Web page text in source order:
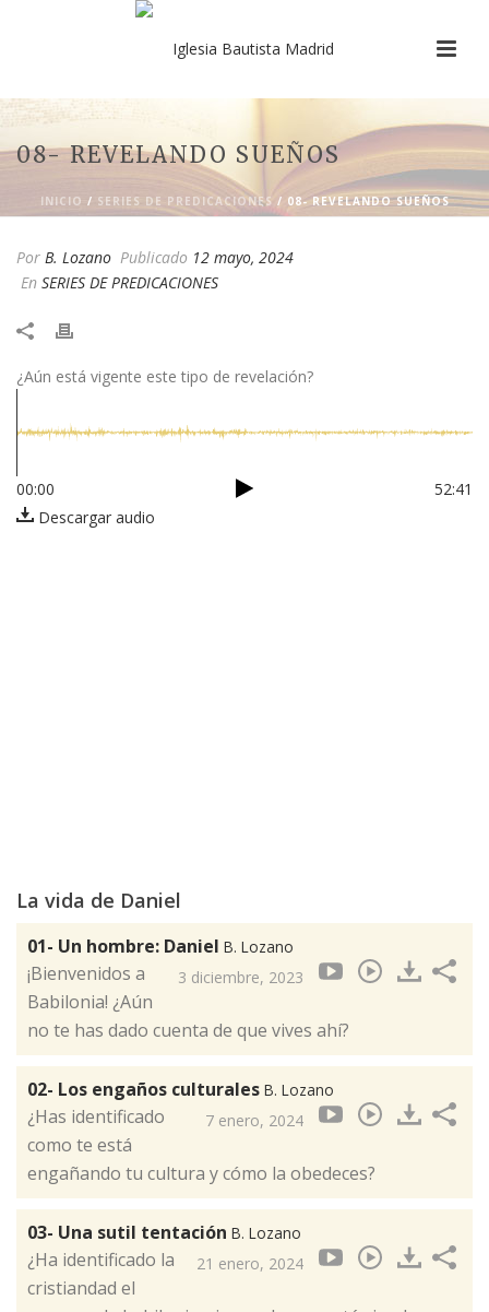
08- REVELANDO SUEÑOS
INICIO / SERIES DE PREDICACIONES / 08- REVELANDO SUEÑOS
Por B. Lozano Publicado 12 mayo, 2024
En SERIES DE PREDICACIONES
¿Aún está vigente este tipo de revelación?
00:00
52:41
Descargar audio
La vida de Daniel
01- Un hombre: Daniel B. Lozano
3 diciembre, 2023
¡Bienvenidos a
Babilonia! ¿Aún
no te has dado cuenta de que vives ahí?
02- Los engaños culturales B. Lozano
7 enero, 2024
¿Has identificado
como te está
engañando tu cultura y cómo la obedeces?
03- Una sutil tentación B. Lozano
21 enero, 2024
¿Ha identificado la
cristiandad el